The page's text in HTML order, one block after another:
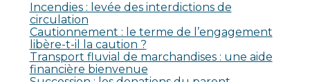
Incendies : levée des interdictions de
circulation
Cautionnement : le terme de l’engagement
libère-t-il la caution ?
Transport fluvial de marchandises : une aide
financière bienvenue